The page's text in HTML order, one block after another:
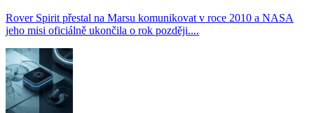
Rover Spirit přestal na Marsu komunikovat v roce 2010 a NASA
jeho misi oficiálně ukončila o rok později....